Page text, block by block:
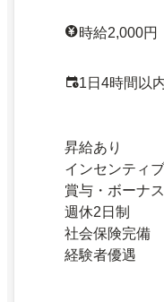
時給2,000円
1日4時間以
昇給あり
インセンティ
賞与・ボーナ
週休2日制
社会保険完備
経験者優遇